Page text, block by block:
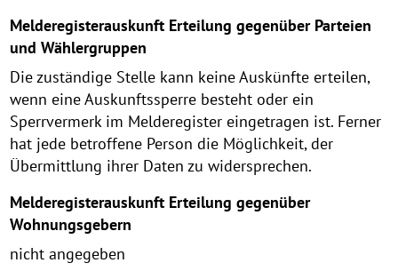
Melderegisterauskunft Erteilung gegenüber Parteien
und Wählergruppen
Die zuständige Stelle kann keine Auskünfte erteilen,
wenn eine Auskunftssperre besteht oder ein
Sperrvermerk im Melderegister eingetragen ist. Ferner
hat jede betroffene Person die Möglichkeit, der
Übermittlung ihrer Daten zu widersprechen.
Melderegisterauskunft Erteilung gegenüber
Wohnungsgebern
nicht angegeben